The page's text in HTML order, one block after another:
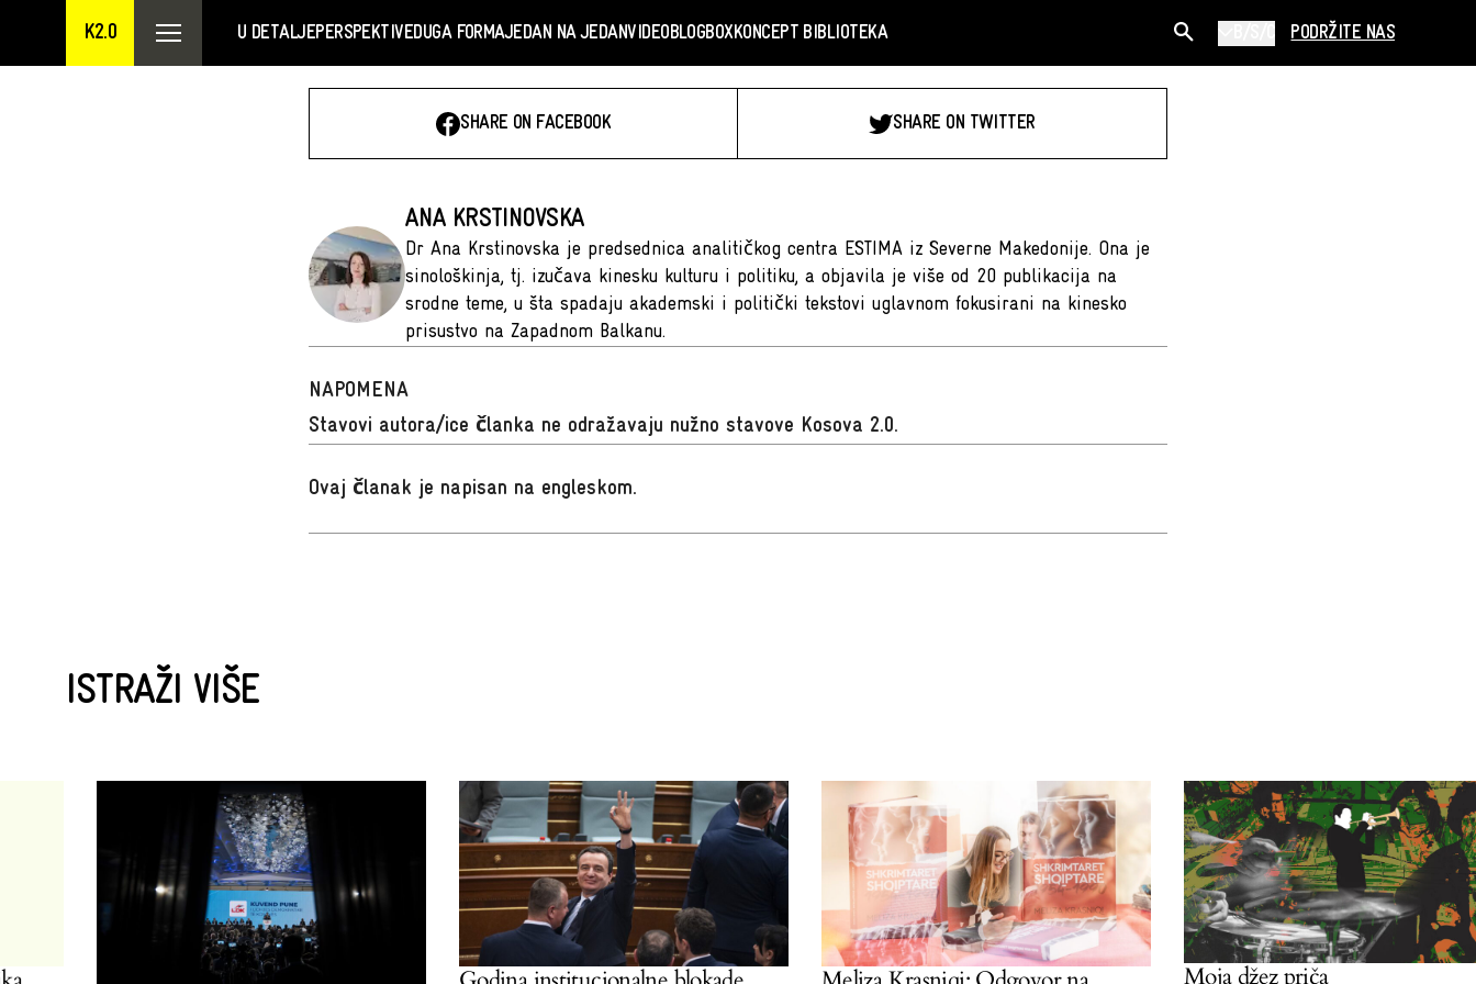
K2.0 U DETALJEPERSPEKTIVEDUGA FORMAJEDAN NA JEDANVIDEOBLOGBOXKONCEPT BIBLIOTEKA PODRŽITE NAS
SHARE ON FACEBOOK SHARE ON TWITTER
ANA KRSTINOVSKA
Dr Ana Krstinovska je predsednica analitičkog centra ESTIMA iz Severne Makedonije. Ona je
sinološkinja, tj. izučava kinesku kulturu i politiku, a objavila je više od 20 publikacija na
srodne teme, u šta spadaju akademski i politički tekstovi uglavnom fokusirani na kinesko
prisustvo na Zapadnom Balkanu.
NAPOMENA
Stavovi autora/ice članka ne odražavaju nužno stavove Kosova 2.0.
Ovaj članak je napisan na engleskom.
ISTRAŽI VIŠE
Moja džez priča